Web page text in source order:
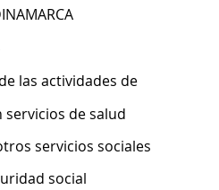
las actividades de
de salud
servicios sociales
social